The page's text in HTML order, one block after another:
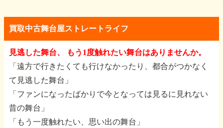
買取中古舞台屋ストレートライフ
見逃した舞台、 もう1度触れたい舞台はありませんか。
「遠方で行きたくても行けなかったり、都合がつかなく
て見逃した舞台」
「ファンになったばかりで今となっては見るに見れない
昔の舞台」
「もう一度触れたい、思い出の舞台」